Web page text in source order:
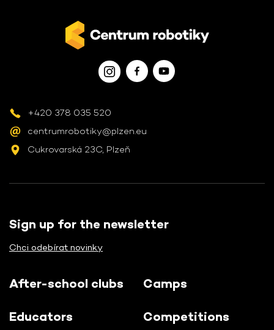
+420 378 035 520
centrumrobotiky@plzen.eu
Cukrovarská 23C, Plzeň
Sign up for the newsletter
Chci odebírat novinky
After-school clubs
Educators
Camps
Competitions